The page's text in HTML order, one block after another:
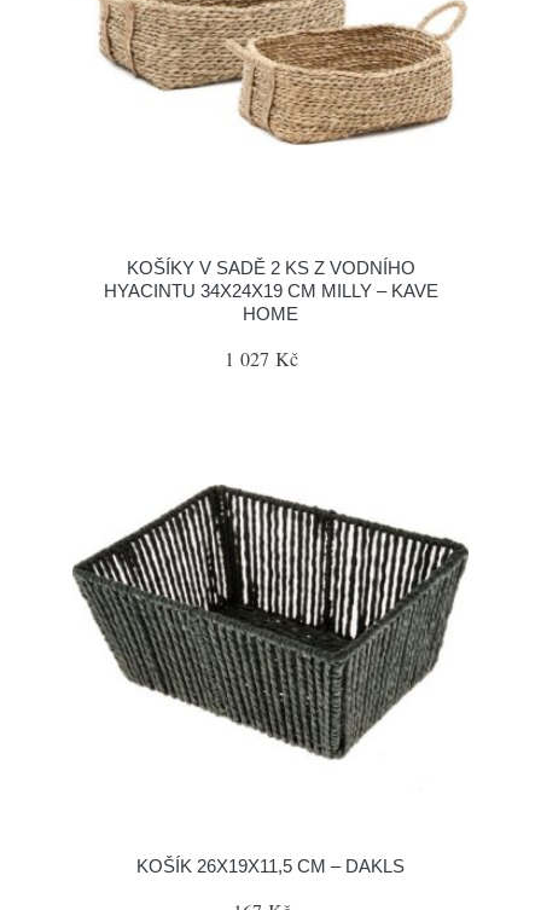
KOŠÍKY V SADĚ 2 KS Z VODNÍHO
HYACINTU 34X24X19 CM MILLY – KAVE
HOME
1 027 Kč
KOŠÍK 26X19X11,5 CM – DAKLS